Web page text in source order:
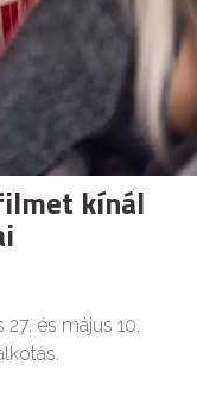
kínál
és május 10.